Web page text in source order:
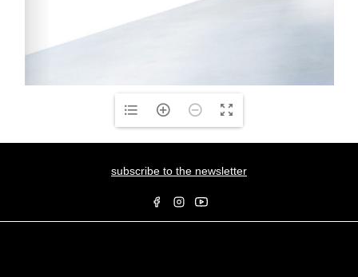
subscribe to the newsletter